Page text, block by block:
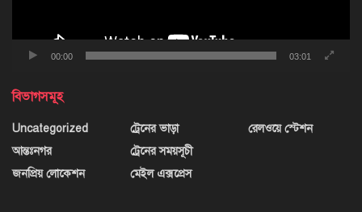
00:00 03:01
বিভাগসমূহ
Uncategorized
আন্তঃনগর
জনপ্রিয় লোকেশন
ট্রেনের ভাড়া
ট্রেনের সময়সূচী
মেইল এক্সপ্রেস
রেলওয়ে স্টেশন